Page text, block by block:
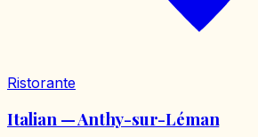
Ristorante
Italian — Anthy-sur-Léman